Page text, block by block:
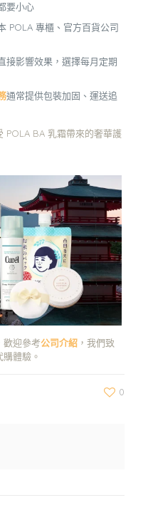
要小心
POLA 專櫃、官方百貨公司
接影響效果，選擇每月定期
通常提供包裝加固、運送追
POLA BA 乳霜帶來的奢華護
歡迎參考公司介紹，我們致
體驗。
0